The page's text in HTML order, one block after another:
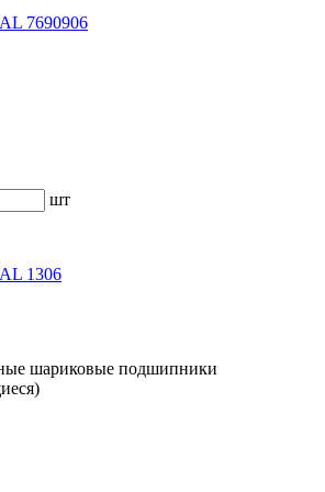
7690906
шт
1306
шариковые подшипники